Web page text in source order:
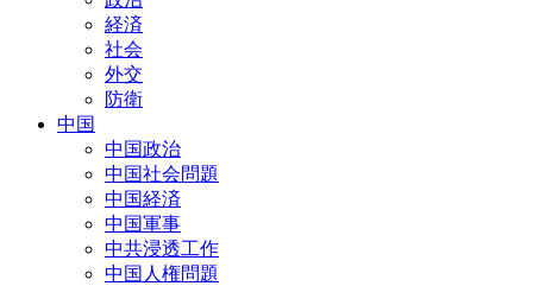
経済
社会
外交
防衛
中国
中国政治
中国社会問題
中国経済
中国軍事
中共浸透工作
中国人権問題